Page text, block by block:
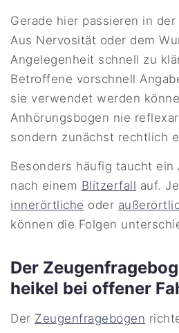
Gerade hier passieren in der
Aus Nervosität oder dem
Angelegenheit schnell zu
Betroffene vorschnell
sie verwendet werden
Anhörungsbogen nie
sondern zunächst rechtlich
Besonders häufig taucht ein
nach einem Blitzerfall auf.
innerörtliche oder
können die Folgen
Der
heikel bei offener
Der Zeugenfragebogen